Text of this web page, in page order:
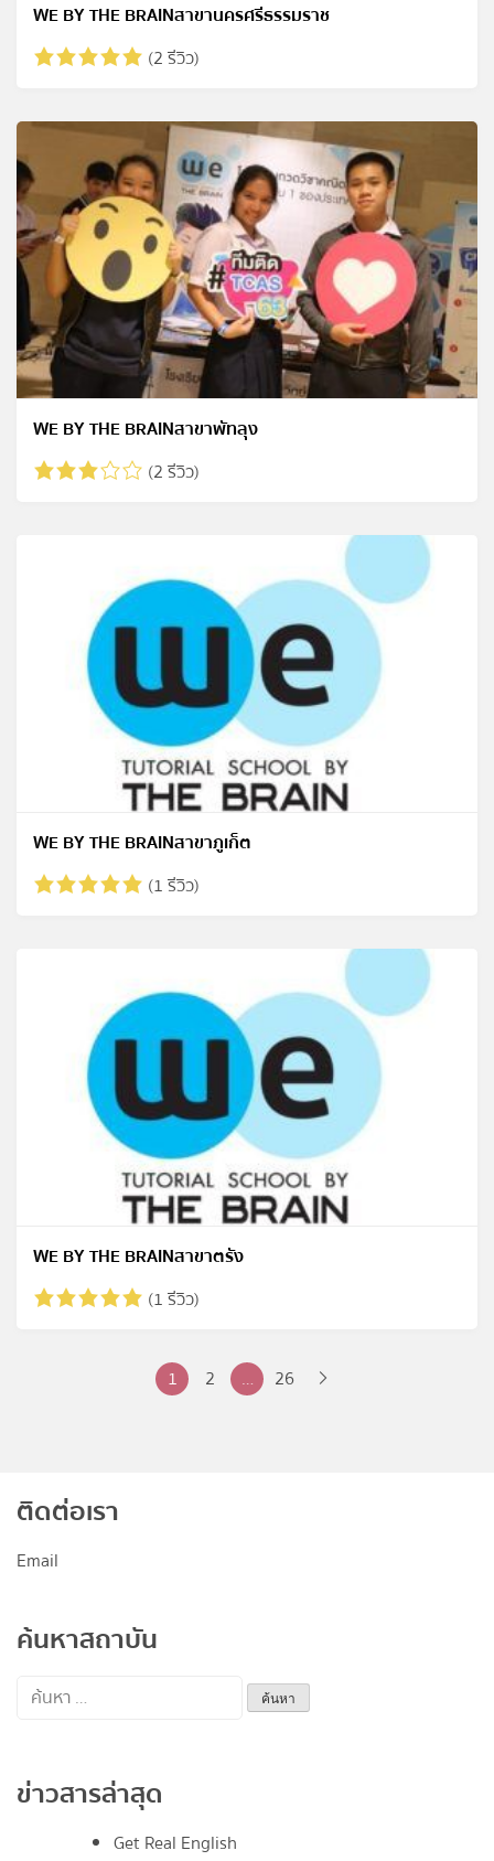
WE BY THE BRAINสาขานครศรีธรรมราช
(2 รีวิว)
WE BY THE BRAINสาขาพัทลุง
(2 รีวิว)
WE BY THE BRAINสาขาภูเก็ต
(1 รีวิว)
WE BY THE BRAINสาขาตรัง
(1 รีวิว)
1 2 … 26
ติดต่อเรา
Email
ค้นหาสถาบัน
ค้นหา
ข่าวสารล่าสุด
Get Real English